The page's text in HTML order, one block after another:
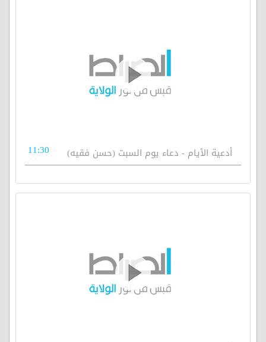
أدعية الأيام - دعاء يوم السبت (حسن فقيه) 11:30